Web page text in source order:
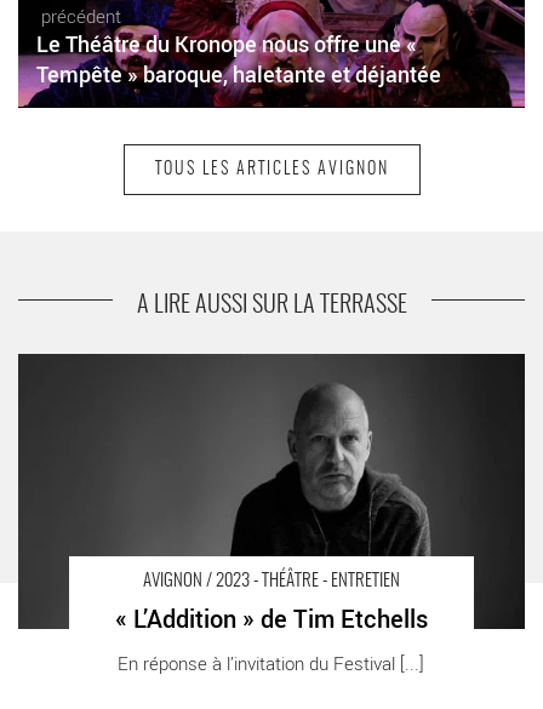
précédent
Le Théâtre du Kronope nous offre une «
Tempête » baroque, haletante et déjantée
aux multiples facettes
TOUS LES ARTICLES AVIGNON
A LIRE AUSSI SUR LA TERRASSE
AVIGNON / 2023 - THÉÂTRE - ENTRETIEN
« L’Addition » de Tim Etchells
En réponse à l’invitation du Festival [...]
Avignon Festival d’Avignon. Spectacle itinérant